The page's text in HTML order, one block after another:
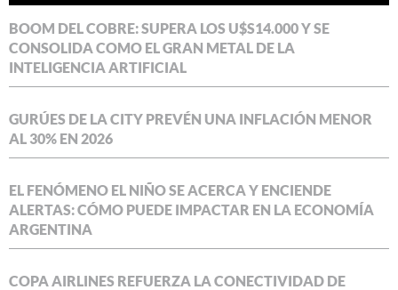
BOOM DEL COBRE: SUPERA LOS U$S14.000 Y SE
CONSOLIDA COMO EL GRAN METAL DE LA
INTELIGENCIA ARTIFICIAL
GURÚES DE LA CITY PREVÉN UNA INFLACIÓN MENOR
AL 30% EN 2026
EL FENÓMENO EL NIÑO SE ACERCA Y ENCIENDE
ALERTAS: CÓMO PUEDE IMPACTAR EN LA ECONOMÍA
ARGENTINA
COPA AIRLINES REFUERZA LA CONECTIVIDAD DE